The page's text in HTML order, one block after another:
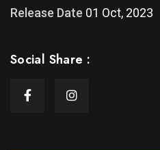
Release Date 01 Oct, 2023
Social Share :